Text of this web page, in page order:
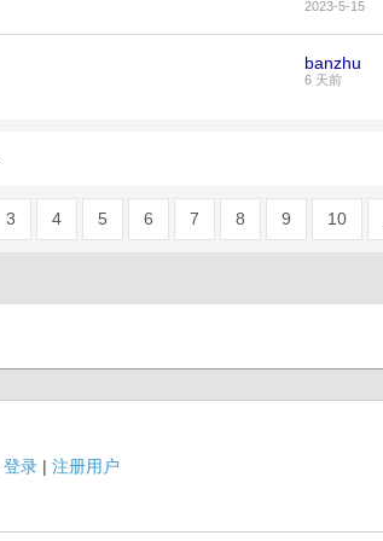
2023-5-15
banzhu
6 天前
3 4 5 6 7 8 9 10
登录 | 注册用户